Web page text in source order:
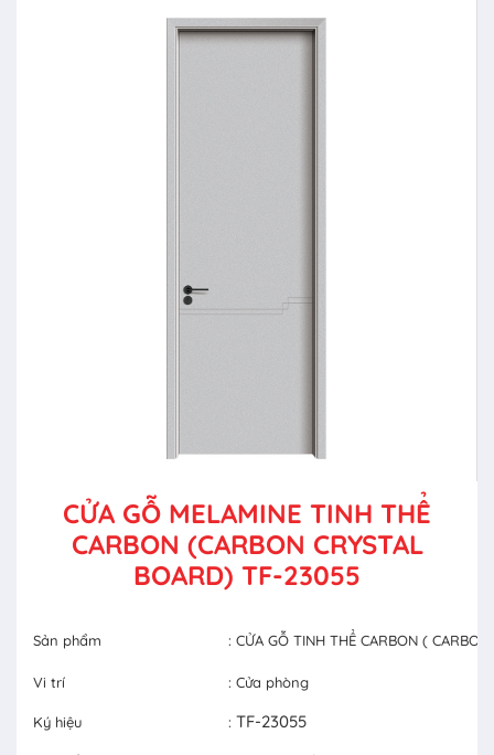
CỬA GỖ MELAMINE TINH THỂ
CARBON (CARBON CRYSTAL
BOARD) TF-23055
Sản phẩm : CỬA GỖ TINH THỂ CARBON (
Vi trí : Cửa phòng
Ký hiệu : TF-23055